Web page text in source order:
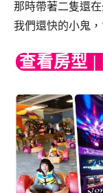
那時帶著二隻還
我們還快的小鬼
查看房型 |